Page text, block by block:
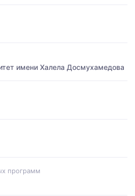
имени Халела Досмухамедова
программ